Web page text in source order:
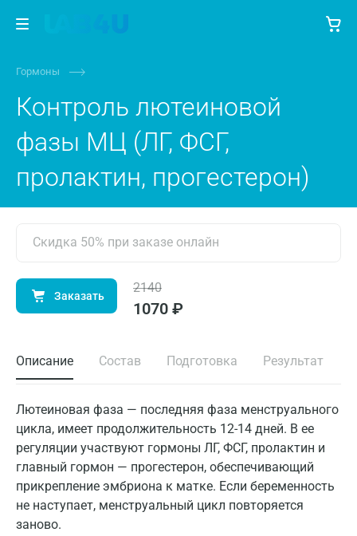
Гормоны
Контроль лютеиновой
фазы МЦ (ЛГ, ФСГ,
пролактин, прогестерон)
Скидка 50% при заказе онлайн
Заказать
2140
1070 ₽
Описание Состав Подготовка Результат
Лютеиновая фаза — последняя фаза менструального
цикла, имеет продолжительность 12-14 дней. В ее
регуляции участвуют гормоны ЛГ, ФСГ, пролактин и
главный гормон — прогестерон, обеспечивающий
прикрепление эмбриона к матке. Если беременность
не наступает, менструальный цикл повторяется
заново.